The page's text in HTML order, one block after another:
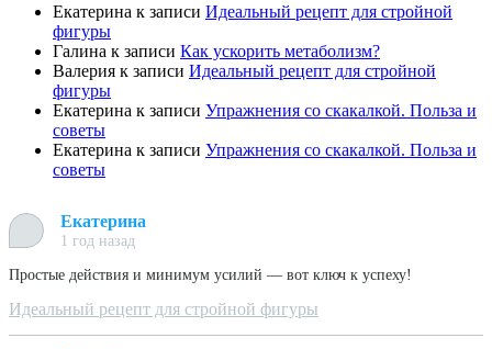
Екатерина к записи Идеальный рецепт для стройной
фигуры
Галина к записи Как ускорить метаболизм?
Валерия к записи Идеальный рецепт для стройной
фигуры
Екатерина к записи Упражнения со скакалкой. Польза и
советы
Екатерина к записи Упражнения со скакалкой. Польза и
советы
Екатерина
1 год назад
Простые действия и минимум усилий — вот ключ к успеху!
Идеальный рецепт для стройной фигуры